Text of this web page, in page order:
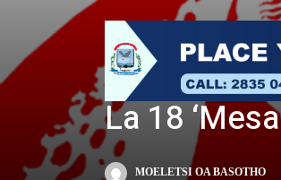
La 18
MOELETSI OA BASOTHO